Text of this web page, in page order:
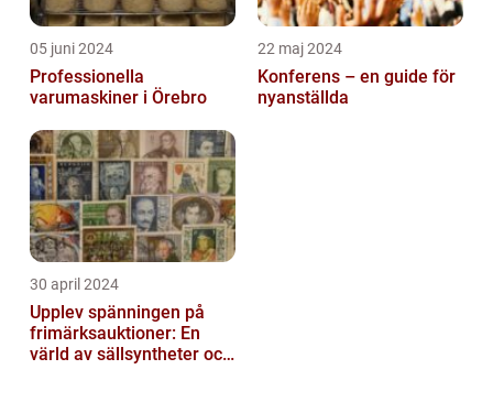
05 juni 2024
Professionella
varumaskiner i Örebro
22 maj 2024
Konferens – en guide för
nyanställda
30 april 2024
Upplev spänningen på
frimärksauktioner: En
värld av sällsyntheter och